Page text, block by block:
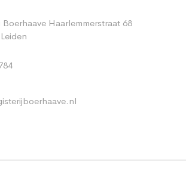
Boerhaave Haarlemmerstraat 68